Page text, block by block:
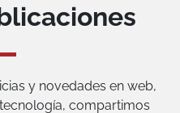
y novedades en web,
compartimos